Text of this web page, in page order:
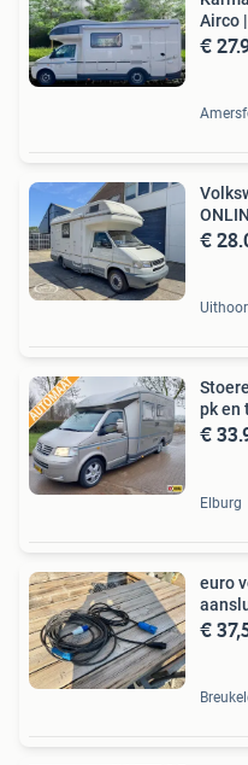
Airco
€
€
pk en
€
Elburg
euro
€